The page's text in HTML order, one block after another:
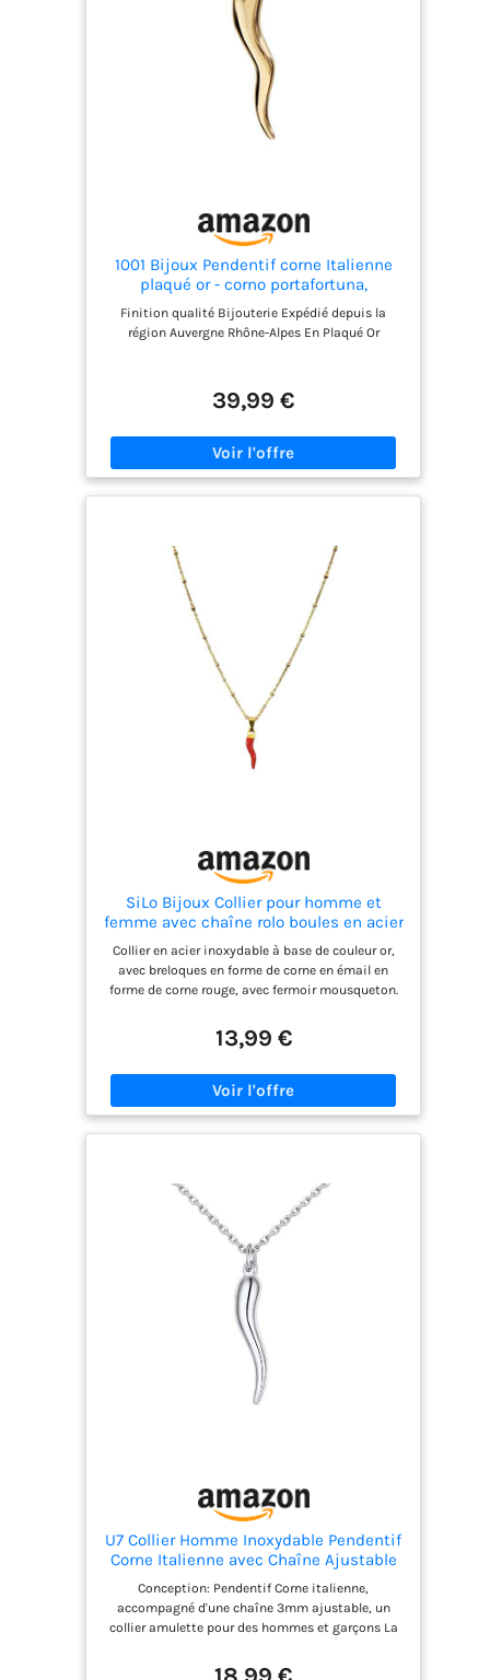
1001 Bijoux Pendentif corne Italienne
plaqué or - corno portafortuna,
curniciello, cornicello, cornetto, piment
- Corne d'abondance
Finition qualité Bijouterie Expédié depuis la
région Auvergne Rhône-Alpes En Plaqué Or
39,99 €
SiLo Bijoux Collier pour homme et
femme avec chaîne rolo boules en acier
inoxydable 316L avec pendentif corne
rouge porte-bonheur
Collier en acier inoxydable à base de couleur or,
avec breloques en forme de corne en émail en
forme de corne rouge, avec fermoir mousqueton.
corne de 1,8 cm de long. Fabriqué en acier
inoxydable 316L hypoallergénique. Garantit
ne change pas de couleur Tout le monde a
entendu parler au moins une fois dans la vie de la
jeu ou le succès des affaires.
13,99 €
U7 Collier Homme Inoxydable Pendentif
Corne Italienne avec Chaîne Ajustable
45 + 5 cm Bijou Porte Bonheur
Conception: Pendentif Corne italienne,
accompagné d'une chaîne 3mm ajustable, un
collier amulette pour des hommes et garçons La
un talisman porté par les Italiens pour résister